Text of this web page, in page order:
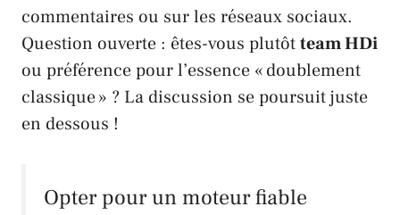
commentaires ou sur les réseaux sociaux.
Question ouverte : êtes-vous plutôtteam HDi
ou préférence pour l’essence « doublement
classique » ? La discussion se poursuit juste
en dessous !
Opter pour un moteur fiable